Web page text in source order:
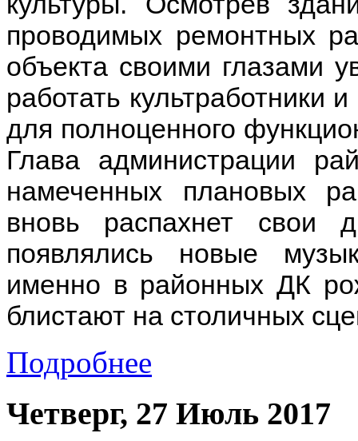
проводимых ремонтных
объекта своими глазами
работать культработники
для полноценного
Глава администрации
намеченных плановых
вновь распахнет свои
появлялись новые
именно в районных ДК
блистают на столичных
Подробнее
Четверг, 27 Июль 2017